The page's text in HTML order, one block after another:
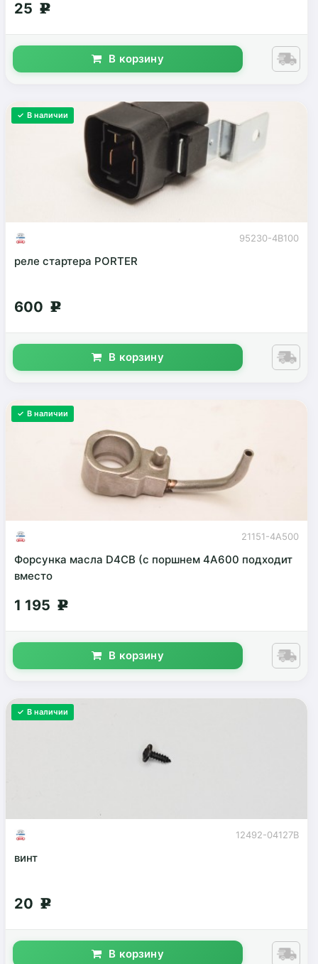
25 g
В корзину
✓ В наличии
95230-4B100
реле стартера PORTER
600 g
В корзину
✓ В наличии
21151-4A500
Форсунка масла D4CB (с поршнем 4A600 подходит
вместо
1 195 g
В корзину
✓ В наличии
12492-04127B
винт
20 g
В корзину